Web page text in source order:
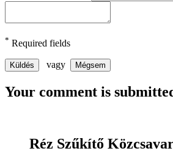
* Required fields
Küldés vagy Mégsem
Your comment is
Réz Szűkítő